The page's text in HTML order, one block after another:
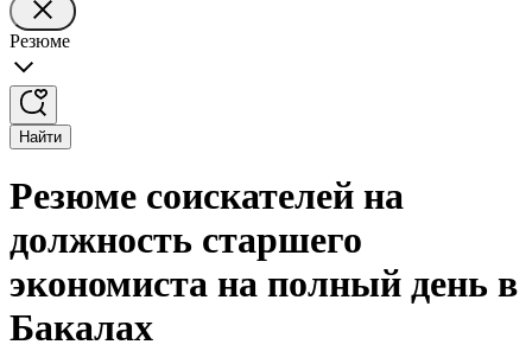
Резюме
Найти
Резюме соискателей на
должность старшего
экономиста на полный день в
Бакалах